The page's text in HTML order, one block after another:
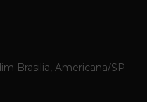
Brasilia, Americana/SP